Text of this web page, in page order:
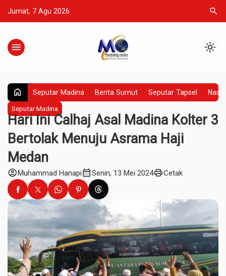
Jumat, 7 Agu 2026 search
menu light_mode
home Seputar Madina Berita Sumut Seputar Tapsel
Seputar Madina
Hari Ini Calhaj Asal Madina Kolter 3
Bertolak Menuju Asrama Haji
Medan
account_circleMuhammad Hanapicalendar_monthSenin, 13 Mei 2024printCetak